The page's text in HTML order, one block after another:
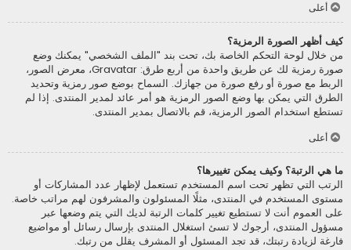
أعلى
كيف أظهر الصورة الرمزية؟
من خلال لوحة التحكم الخاصة بك، تحت بند "الملف الشخصي" يمكنك وضع
صورة رمزية لك عن طريق واحدة من أربع طرق: Gravatar، معرض الصور،
الربط مع صورة أو رفع صورة من جهازك. السماح بوضع صور رمزية وتحديد
الطرق التي يمكن بها وضع الصور الرمزية هو أمر عائد لمدير المنتدى. إذا لم
تستطع استخدام الصور الرمزية، قم بالاتصال بمدير المنتدى.
أعلى
ما هي الرتبة؟ وكيف يمكن تغييرها؟
الرتب التي تظهر تحت اسم المستخدم تستعمل لإظهار عدد المشاركات أو
مستوى المستخدم في المنتدى، مثلًا المسئولون والمشرفون لهم مراتب خاصة.
على العموم أنت لا تستطيع تغيير كلمات الرتبة لديك التي يتم وضعها عبر
مسؤول المنتدى، أرجوك لا تسئ استغلال المنتدى بإرسال رسائل أو مواضيع
فارغة لزيادة رتبتك، قد تجد المسئول أو المشرف يقلل من رتبك.